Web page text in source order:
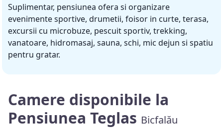
Suplimentar, pensiunea ofera si organizare
evenimente sportive, drumetii, foisor in curte, terasa,
excursii cu microbuze, pescuit sportiv, trekking,
vanatoare, hidromasaj, sauna, schi, mic dejun si spatiu
pentru gratar.
Camere disponibile la
Pensiunea Teglas Bicfalău